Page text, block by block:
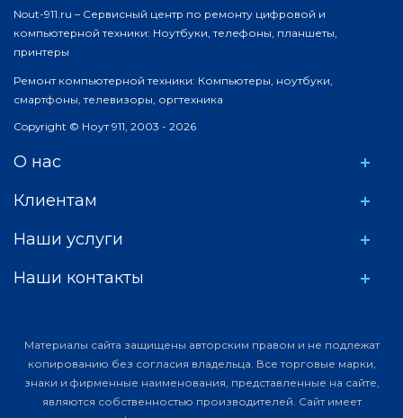
Nout-911.ru – Сервисный центр по ремонту цифровой и
компьютерной техники: Ноутбуки, телефоны, планшеты,
принтеры
Ремонт компьютерной техники: Компьютеры, ноутбуки,
смартфоны, телевизоры, оргтехника
Copyright © Ноут 911, 2003 - 2026
О нас
Клиентам
Наши услуги
Наши контакты
Материалы сайта защищены авторским правом и не подлежат
копированию без согласия владельца. Все торговые марки,
знаки и фирменные наименования, представленные на сайте,
являются собственностью производителей. Сайт имеет